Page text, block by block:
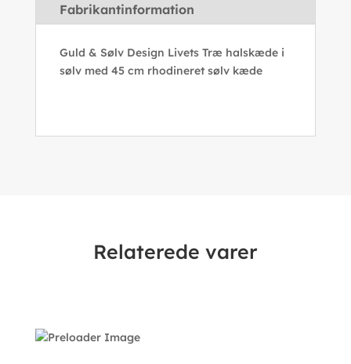
Fabrikantinformation
Guld & Sølv Design Livets Træ halskæde i
sølv med 45 cm rhodineret sølv kæde
Relaterede varer